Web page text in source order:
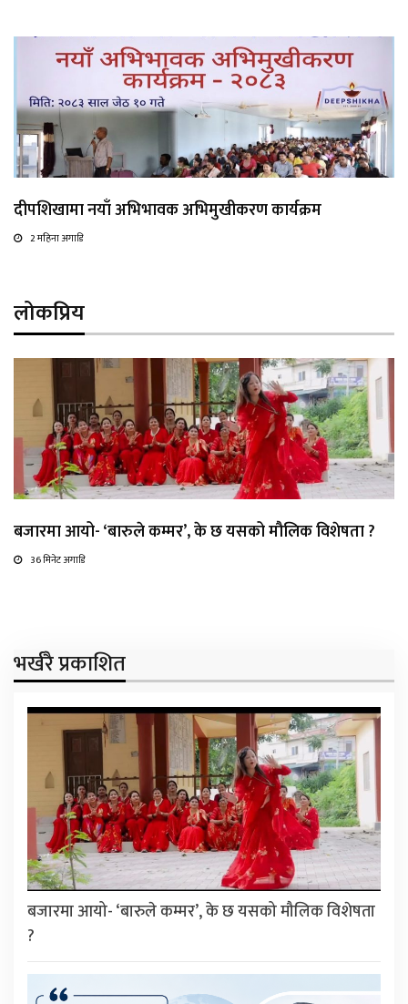
दीपशिखामा नयाँ अभिभावक अभिमुखीकरण कार्यक्रम
2 महिना अगाडि
लोकप्रिय
बजारमा आयो- ‘बारुले कम्मर’, के छ यसको मौलिक विशेषता ?
36 मिनेट अगाडि
भर्खरै प्रकाशित
बजारमा आयो- ‘बारुले कम्मर’, के छ यसको मौलिक विशेषता
?